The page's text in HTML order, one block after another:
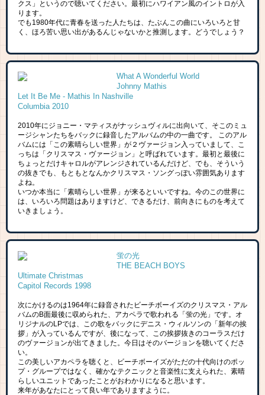
クス」というので聴いてください。最初にハワイアン風のイントロが入
ります。
でも1980年代に青春を送った人たちは、たぶんこの曲にいろいろと甘
く、ほろ苦い思い出があるんじゃないかと推測します。どうでしょう？
What A Wonderful World
Johnny Mathis
Let It Be Me - Mathis In Nashville
Columbia 2010
2010年にジョニー・マティスがナッシュヴィルに出向いて、そこのミュ
ージシャンたちをバックに録音したアルバムの中の一曲です。 このアル
バムには「この素晴らしい世界」が２ヴァージョン入っていまして、こ
っちは「クリスマス・ヴァージョン」と呼ばれています。最初と最後に
ちょっとだけキャロルがアレンジされているんだけど、でも、そういう
の抜きでも、もともとなんかクリスマス・ソングっぽい雰囲気あります
よね。
いつか本当に「素晴らしい世界」が来るといいですね。今のこの世界に
は、いろいろ問題はありますけど、できるだけ、前向きにものを考えて
いきましょう。
蛍の光
THE BEACH BOYS
Ultimate Christmas
Capitol Records 1998
次にかけるのは1964年に録音されたビーチボーイズのクリスマス・アル
バムのB面最後に収められた、アカペラで歌われる「蛍の光」です。オ
リジナルのLPでは、この歌をバックにデニス・ウィルソンの「新年の挨
拶」が入っているんですが、後になって、この挨拶抜きのコーラスだけ
のヴァージョンが出てきました。今日はそのバージョンを聴いてくださ
い。
この美しいアカペラを聴くと、ビーチボーイズがただの十代向けのポッ
プ・グループではなく、確かなテクニックと音楽性に支えられた、素晴
らしいユニットであったことがおわかりになると思います。
来年があなたにとって良い年でありますように。